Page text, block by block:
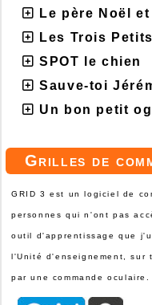
Le père Noël
Les Trois
SPOT le chien
Sauve-toi
Un bon petit
Grilles de
GRID 3 est un logiciel de
personnes qui n'ont pas
outil d'apprentissage que
l'Unité d'enseignement,
par une commande oculaire.